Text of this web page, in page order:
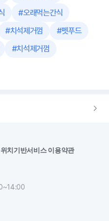
#오래먹는간식
#치석제거껌 #펫푸드
#치석제거껌
위치기반서비스 이용약관